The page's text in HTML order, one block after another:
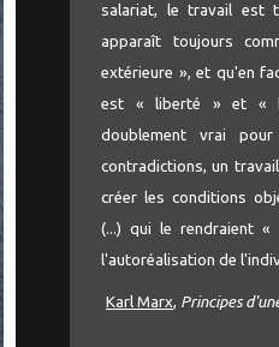
salariat, le travail est
apparaît toujours
extérieure », et qu'en
est « liberté » et «
doublement vrai
contradictions, un
créer les conditions
(...) qui le rendraient
l'autoréalisation de
Karl Marx, Principes